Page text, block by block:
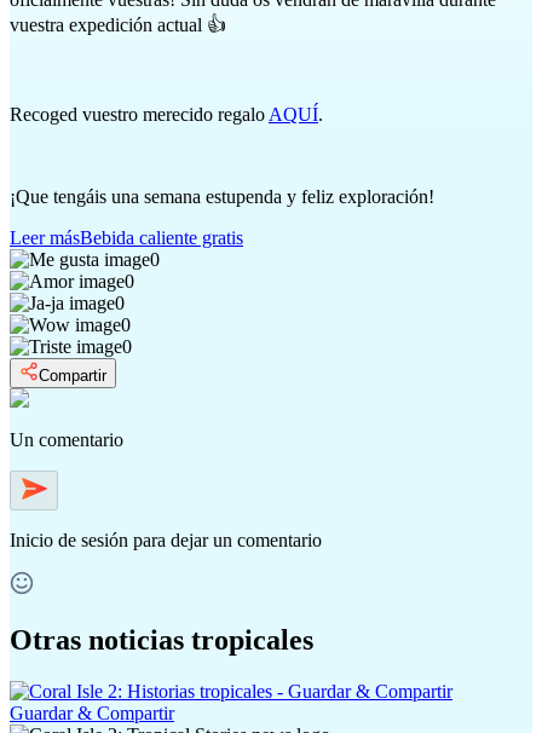
vuestra expedición actual 👍
Recoged vuestro merecido regalo AQUÍ.
¡Que tengáis una semana estupenda y feliz exploración!
Leer másBebida caliente gratis
0
0
0
0
0
Compartir
Un comentario
Inicio de sesión para dejar un comentario
Otras noticias tropicales
Guardar & Compartir